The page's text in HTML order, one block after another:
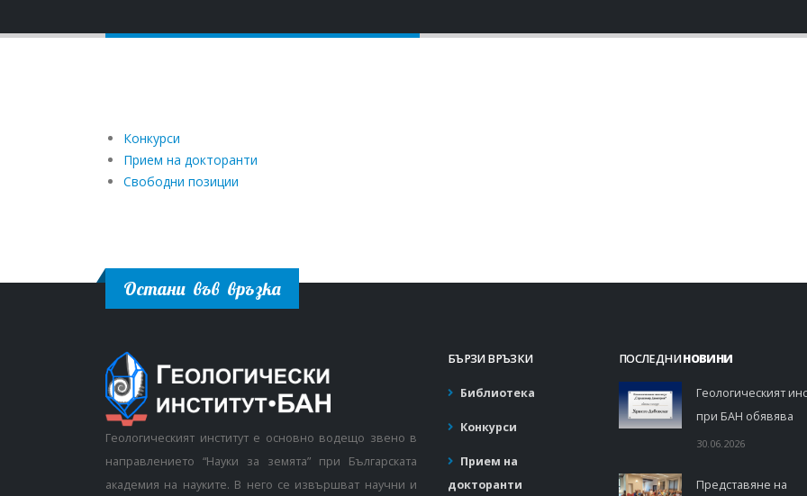
Конкурси
Прием на докторанти
Свободни позиции
Остани във връзка
Геологическият институт е основно водещо звено в
направлението “Науки за земята” при Българската
академия на науките. В него се извършват научни и
БЪРЗИ ВРЪЗКИ
Библиотека
Конкурси
Прием на
докторанти
ПОСЛЕДНИНОВИНИ
Геологическият
при БАН обявява
30.06.2026
Представяне на